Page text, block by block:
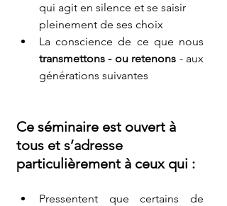
qui agit en silence et se saisir
pleinement de ses choix
transmettons - ou retenons - aux
générations suivantes
Ce séminaire est ouvert à
tous et s’adresse
particulièrement à ceux qui :
Pressentent que certains de